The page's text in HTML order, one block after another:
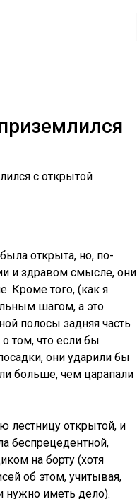
с открытой
открыта, но, по-
и здравом смысле, они
Кроме того, (как я
шагом, а это
полосы задняя часть
том, что если бы
они ударили бы
больше, чем царапали
лестницу открытой, и
беспрецедентной,
на борту (хотя
об этом, учитывая,
иметь дело).